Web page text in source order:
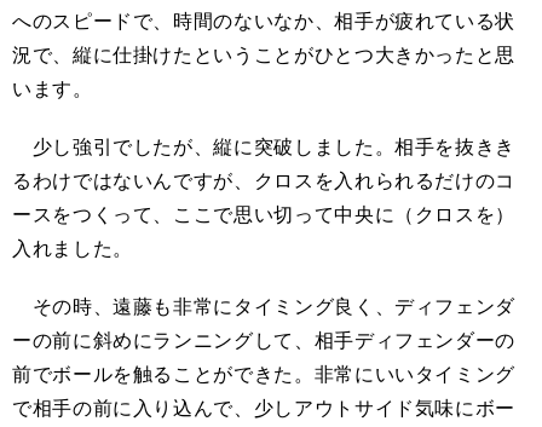
へのスピードで、時間のないなか、相手が疲れている状
況で、縦に仕掛けたということがひとつ大きかったと思
います。
少し強引でしたが、縦に突破しました。相手を抜きき
るわけではないんですが、クロスを入れられるだけのコ
ースをつくって、ここで思い切って中央に（クロスを）
入れました。
その時、遠藤も非常にタイミング良く、ディフェンダ
ーの前に斜めにランニングして、相手ディフェンダーの
前でボールを触ることができた。非常にいいタイミング
で相手の前に入り込んで、少しアウトサイド気味にボー